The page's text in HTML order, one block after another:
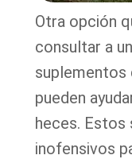
Otra opción
consultar a
suplementos
pueden
heces. Estos
inofensivos